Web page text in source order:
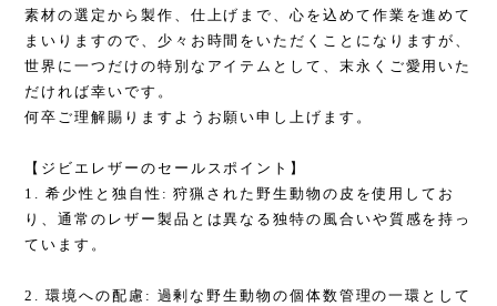
素材の選定から製作、仕上げまで、心を込めて作業を進めて
まいりますので、少々お時間をいただくことになりますが、
世界に一つだけの特別なアイテムとして、末永くご愛用いた
だければ幸いです。
何卒ご理解賜りますようお願い申し上げます。
【ジビエレザーのセールスポイント】
1. 希少性と独自性: 狩猟された野生動物の皮を使用してお
り、通常のレザー製品とは異なる独特の風合いや質感を持っ
ています。
2. 環境への配慮: 過剰な野生動物の個体数管理の一環として